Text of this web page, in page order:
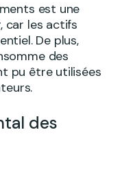
est une
car les actifs
De plus,
des
pu être utilisées
des